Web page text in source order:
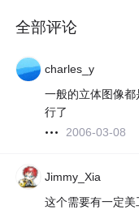
全部评论
charles_y
一般的立体图像
行了
2006-03-08
Jimmy_Xia
这个需要有一定